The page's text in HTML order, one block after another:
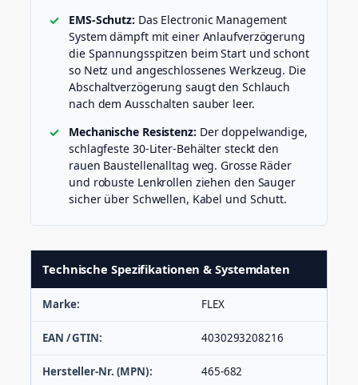
EMS-Schutz: Das Electronic Management
System dämpft mit einer Anlaufverzögerung
die Spannungsspitzen beim Start und schont
so Netz und angeschlossenes Werkzeug. Die
Abschaltverzögerung saugt den Schlauch
nach dem Ausschalten sauber leer.
Mechanische Resistenz: Der doppelwandige,
schlagfeste 30-Liter-Behälter steckt den
rauen Baustellenalltag weg. Grosse Räder
und robuste Lenkrollen ziehen den Sauger
sicher über Schwellen, Kabel und Schutt.
Technische Spezifikationen & Systemdaten
Marke: FLEX
EAN / GTIN: 4030293208216
Hersteller-Nr. (MPN): 465-682